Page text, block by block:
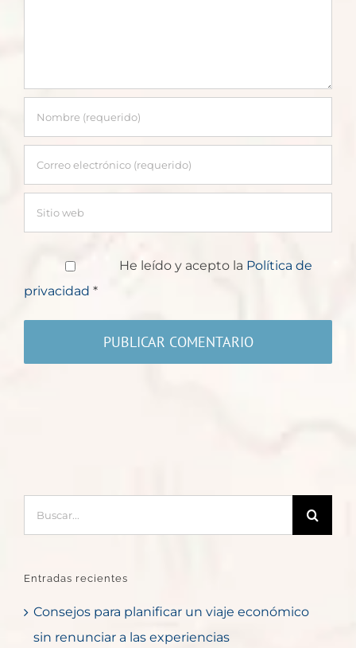
He leído y acepto la Política de
privacidad *
Entradas recientes
Consejos para planificar un viaje económico
sin renunciar a las experiencias